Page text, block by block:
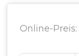
Online-Preis: